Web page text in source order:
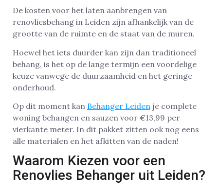
De kosten voor het laten aanbrengen van
renovliesbehang in Leiden zijn afhankelijk van de
grootte van de ruimte en de staat van de muren.
Hoewel het iets duurder kan zijn dan traditioneel
behang, is het op de lange termijn een voordelige
keuze vanwege de duurzaamheid en het geringe
onderhoud.
Op dit moment kan Behanger Leiden je complete
woning behangen en sauzen voor €13,99 per
vierkante meter. In dit pakket zitten ook nog eens
alle materialen en het afkitten van de naden!
Waarom Kiezen voor een
Renovlies Behanger uit Leiden?